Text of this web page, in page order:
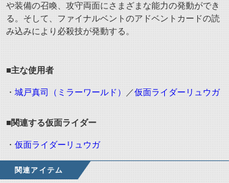
や装備の召喚、攻守両面にさまざまな能力の発動ができ
る。そして、ファイナルベントのアドベントカードの読
み込みにより必殺技が発動する。
■主な使用者
・ 城戸真司（ミラーワールド） ／仮面ライダーリュウガ
■関連する仮面ライダー
・ 仮面ライダーリュウガ
関連アイテム